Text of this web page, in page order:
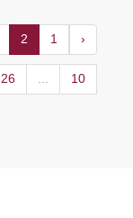
‹
1
2
10
...
26